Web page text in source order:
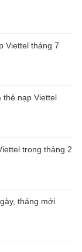
Viettel tháng 7
thẻ nạp Viettel
trong tháng 2
tháng mới